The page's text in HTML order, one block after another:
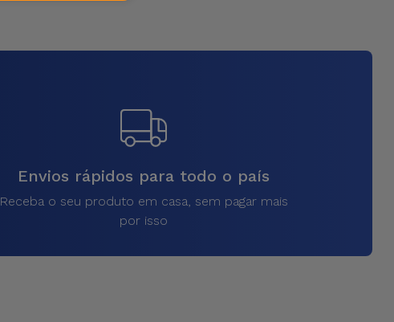
Envios rápidos para todo o país
Receba o seu produto em casa, sem pagar mais
por isso